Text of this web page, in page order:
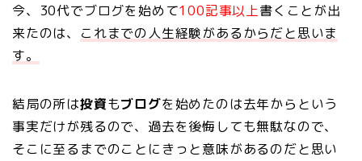
今、30代でブログを始めて100記事以上書くことが出
来たのは、 これまでの人生経験があるからだと思いま
す。
結局の所は投資もブログを始めたのは去年からという
事実だけが残るので、過去を後悔しても無駄なので、
そこに至るまでのことにきっと意味があるのだと思い